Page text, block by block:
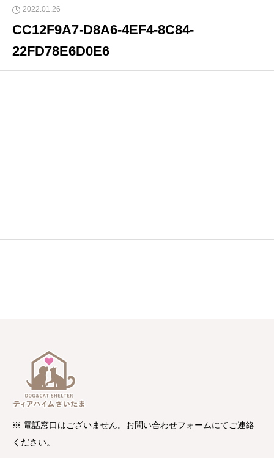
2022.01.26
CC12F9A7-D8A6-4EF4-8C84-
22FD78E6D0E6
※ 電話窓口はございません。お問い合わせフォームにてご連絡
ください。